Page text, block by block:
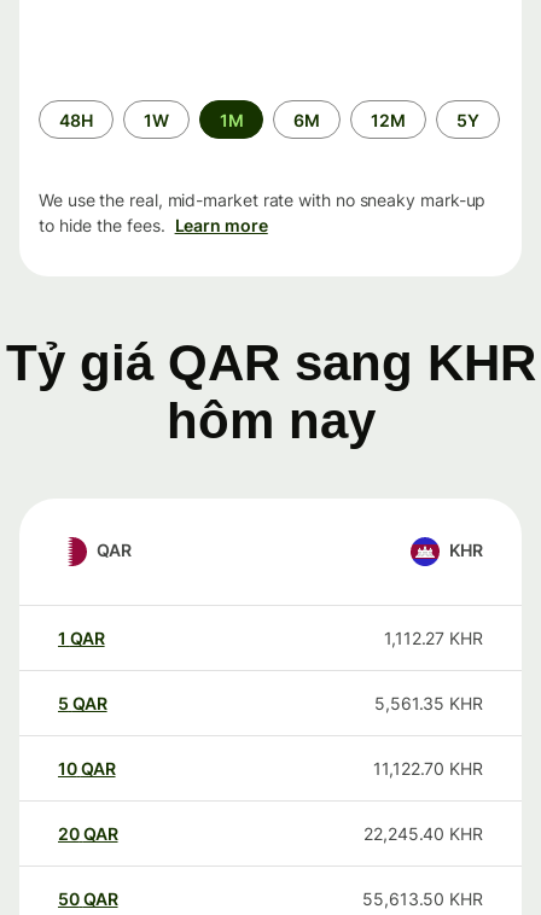
Time
period
48H 1W 1M 6M 12M 5Y
We use the real, mid-market rate with no sneaky mark-up
to hide the fees. Learn more
Tỷ giá QAR sang KHR
hôm nay
QAR KHR
1 QAR 1,112.27 KHR
5 QAR 5,561.35 KHR
10QAR 11,122.70 KHR
20QAR 22,245.40 KHR
50QAR 55,613.50 KHR